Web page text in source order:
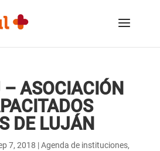
ASOCIACIÓN
DE LUJÁN
7, 2018 |Agenda de instituciones,